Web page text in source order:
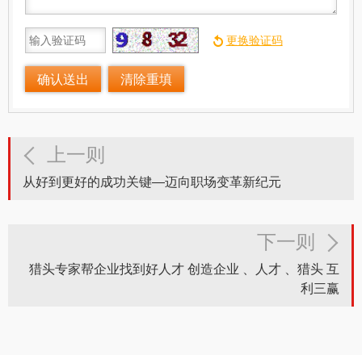
上一则
从好到更好的成功关键—迈向职场变革新纪元
下一则
猎头专家帮企业找到好人才 创造企业 、人才 、猎头 互
利三赢